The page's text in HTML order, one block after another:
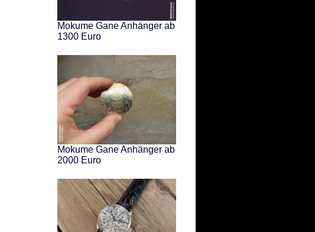
Mokume Gane Anhänger ab
1300 Euro
Mokume Gane Anhänger ab
2000 Euro